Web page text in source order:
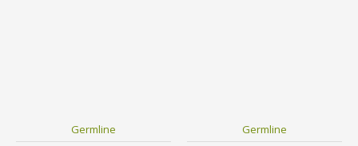
Germline
Germline